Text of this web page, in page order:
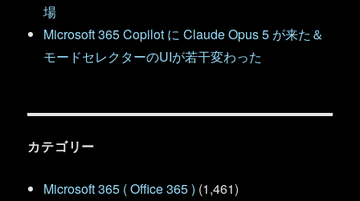
場
Microsoft 365 Copilot に Claude Opus 5 が来た＆
モードセレクターのUIが若干変わった
カテゴリー
Microsoft 365 ( Office 365 ) (1,461)